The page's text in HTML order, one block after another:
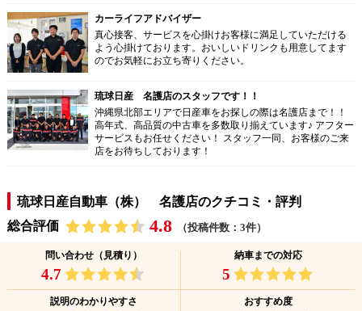
カーライフアドバイザー
真心接客、サービスを心掛けお客様に満足していただける
よう心掛けております。おいしいドリンクも用意してます
のでお気軽にお立ち寄りください。
琉球日産 名護店のスタッフです！！
沖縄県北部エリアで日産車をお探しの際は名護店まで！！
高年式、高品質の中古車を多数取り揃えています♪ アフター
サービスもお任せください！ スタッフ一同、お客様のご来
店をお待ちしております！
琉球日産自動車（株） 名護店のクチコミ・評判
総合評価
4.8 （投稿件数：3件）
問い合わせ（見積り）
4.7
納車までの対応
5
説明のわかりやすさ おすすめ度